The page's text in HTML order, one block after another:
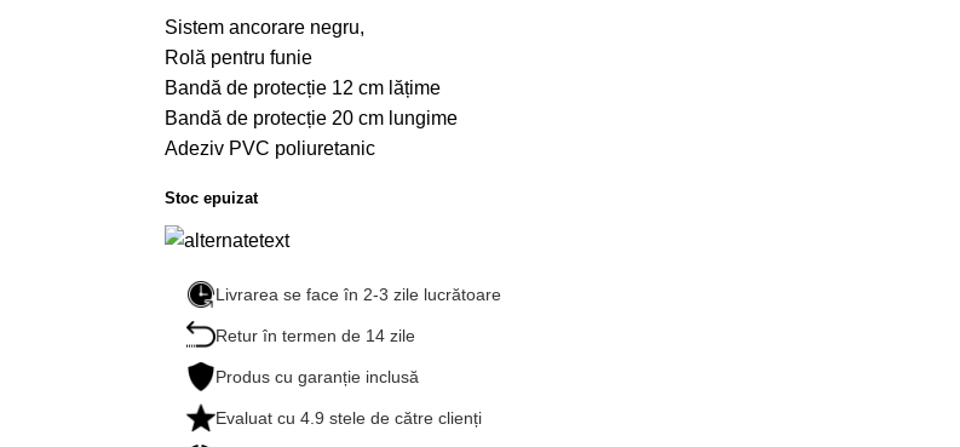
Sistem ancorare negru,
Rolă pentru funie
Bandă de protecție 12 cm lățime
Bandă de protecție 20 cm lungime
Adeziv PVC poliuretanic
Stoc epuizat
Livrarea se face în 2-3 zile lucrătoare
Retur în termen de 14 zile
Produs cu garanție inclusă
Evaluat cu4.9 stele de către clienți